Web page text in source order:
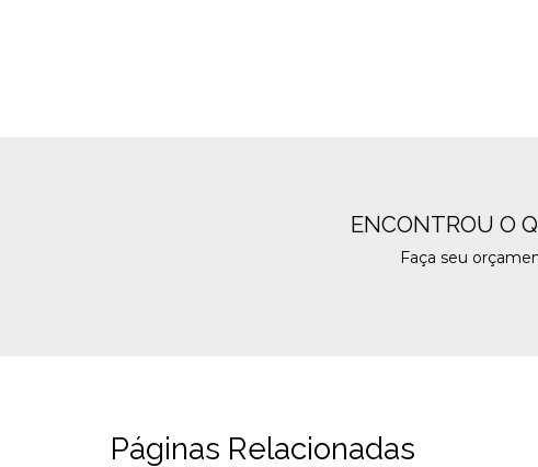
ENCONTROU O
Faça seu
Páginas Relacionadas